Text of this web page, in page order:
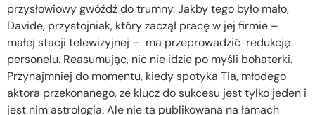
przysłowiowy gwóźdź do trumny. Jakby tego było mało,
Davide, przystojniak, który zaczął pracę w jej firmie –
małej stacji telewizyjnej – ma przeprowadzić redukcję
personelu. Reasumując, nic nie idzie po myśli bohaterki.
Przynajmniej do momentu, kiedy spotyka Tia, młodego
aktora przekonanego, że klucz do sukcesu jest tylko jeden i
jest nim astrologia. Ale nie ta publikowana na łamach